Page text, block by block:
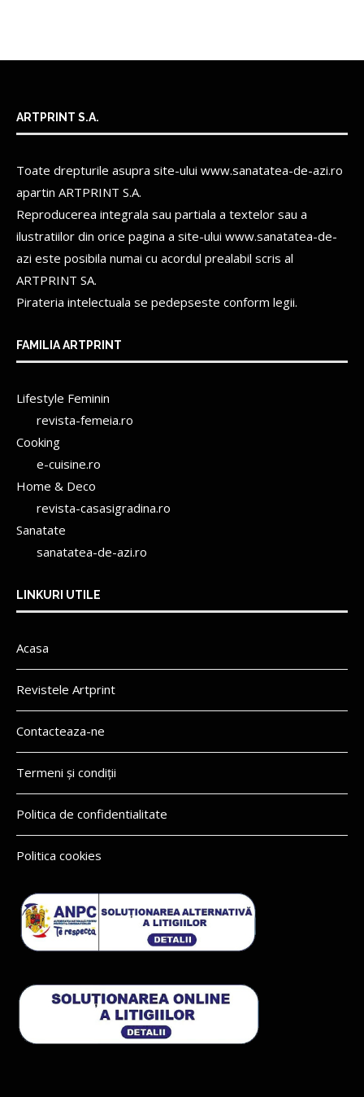
ARTPRINT S.A.
Toate drepturile asupra site-ului www.sanatatea-de-azi.ro
apartin ARTPRINT S.A.
Reproducerea integrala sau partiala a textelor sau a
ilustratiilor din orice pagina a site-ului www.sanatatea-de-
azi este posibila numai cu acordul prealabil scris al
ARTPRINT SA.
Pirateria intelectuala se pedepseste conform legii.
FAMILIA ARTPRINT
Lifestyle Feminin
revista-femeia.ro
Cooking
e-cuisine.ro
Home & Deco
revista-casasigradina.ro
Sanatate
sanatatea-de-azi.ro
LINKURI UTILE
Acasa
Revistele Artprint
Contacteaza-ne
Termeni și condiții
Politica de confidentialitate
Politica cookies